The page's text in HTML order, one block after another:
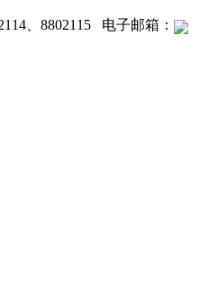
、8802115 电子邮箱：